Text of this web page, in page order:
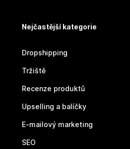
Nejčastější kategorie
Dropshipping
Tržiště
Recenze produktů
Upselling a balíčky
E-mailový marketing
SEO